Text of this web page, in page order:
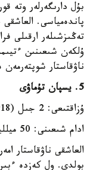
بۇل دارىگەرلەر وتە
پاندەمياسى.
تەڭىزشىلەر ارقىلى
ۇلكەن شىعىنىن
ناۋقاستار
5. يسپان تۇماۋى
ۇزاقتىعى: 2 جىل (1918-1920)
ادام شىعىنى: 50 ميلليون ادام
العاشقى ناۋقاستار
بولدى. ول كەزدە